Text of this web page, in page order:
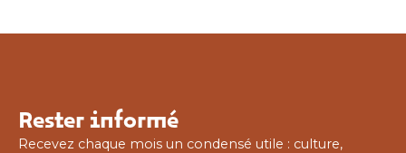
Rester informé
Recevez chaque mois un condensé utile : culture,